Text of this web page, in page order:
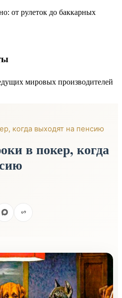
от рулеток до баккарных
мировых производителей
когда выходят на пенсию
в покер, когда